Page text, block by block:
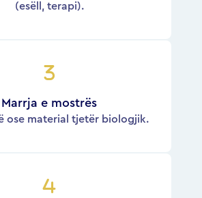
(esëll, terapi).
Marrja e mostrës
ose material tjetër biologjik.